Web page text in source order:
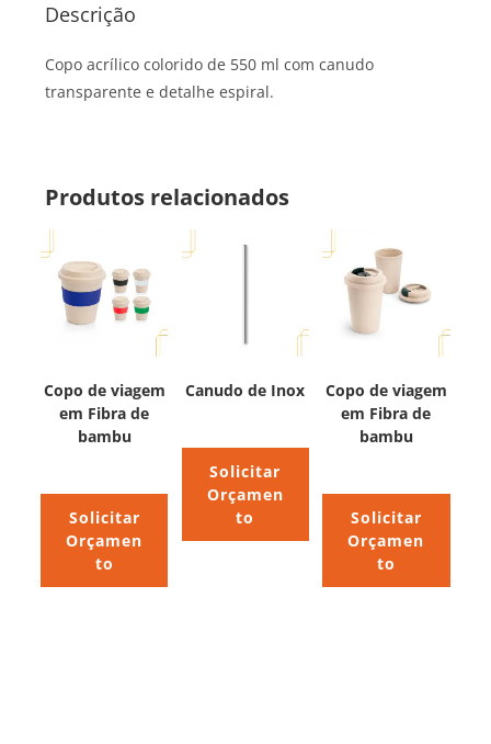
Descrição
Copo acrílico colorido de 550 ml com canudo
transparente e detalhe espiral.
Produtos relacionados
Copo de viagem
em Fibra de
bambu
Solicitar
Orçamen
to
Canudo de Inox
Solicitar
Orçamen
to
Copo de viagem
em Fibra de
bambu
Solicitar
Orçamen
to